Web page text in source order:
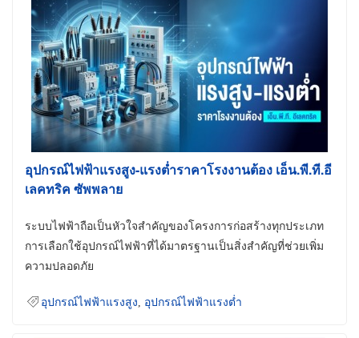
อุปกรณ์ไฟฟ้าแรงสูง-แรงต่ำราคาโรงงานต้อง เอ็น.พี.ที.อี
เลคทริค ซัพพลาย
ระบบไฟฟ้าถือเป็นหัวใจสำคัญของโครงการก่อสร้างทุกประเภท
การเลือกใช้อุปกรณ์ไฟฟ้าที่ได้มาตรฐานเป็นสิ่งสำคัญที่ช่วยเพิ่ม
ความปลอดภัย
อุปกรณ์ไฟฟ้าแรงสูง อุปกรณ์ไฟฟ้าแรงต่ำ